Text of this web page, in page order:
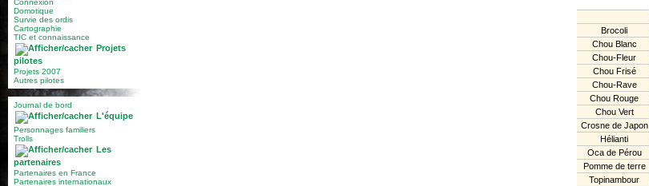
Connexion
Domotique
Survie des ordis
Cartographie
TIC et connaissance
Projets
pilotes
Projets 2007
Autres pilotes
Journal de bord
L'équipe
Personnages familiers
Trolls
Les
partenaires
Partenaires en France
Partenaires internationaux
Brocoli
Chou Blanc
Chou-Fleur
Chou Frisé
Chou-Rave
Chou Rouge
Chou Vert
Crosne de Japon
Hélianti
Oca de Pérou
Pomme de terre
Topinambour